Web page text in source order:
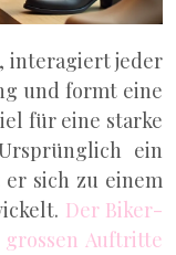
interagiert jeder
und formt eine
für eine starke
ein
sich zu einem
Der Biker-
Auftritte